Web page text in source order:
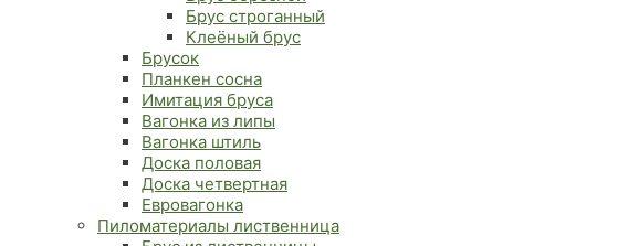
Брус строганный
Клеёный брус
Брусок
Планкен сосна
Имитация бруса
Вагонка из липы
Вагонка штиль
Доска половая
Доска четвертная
Евровагонка
Пиломатериалы лиственница